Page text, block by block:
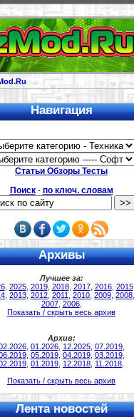
Навигация
Статьи Обзоры Тесты
Поиск- по ключ. словам
Архивы
Лучшее за:
, 2025, 2019, 2018, 2017, 2016, 2015,
2013 2012 2011 2010 2009 2008
2007, 2006,
Показать / скрыть весь архив
Архив:
, 01.2026, 12.2025, 07.2019,
, 05.2019, 04.2019, 03.2019,
01.2019 12.2018 11.2018
Показать / скрыть весь архив
Лента новостей